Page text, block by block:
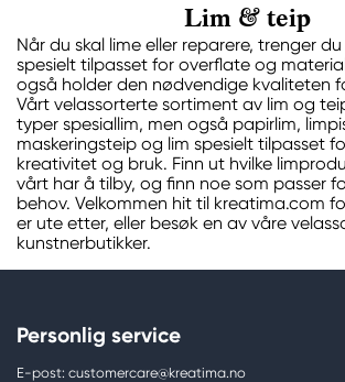
Lim & teip
Når du skal lime eller reparere, trenger
spesielt tilpasset for overflate og
også holder den nødvendige kvaliteten
Vårt velassorterte sortiment av lim og
typer spesiallim, men også papirlim,
maskeringsteip og lim spesielt tilpasset
kreativitet og bruk. Finn ut hvilke
vårt har å tilby, og finn noe som passer
behov. Velkommen hit til kreatima.com
er ute etter, eller besøk en av våre
kunstnerbutikker.
Personlig service
E-post: customercare@kreatima.no